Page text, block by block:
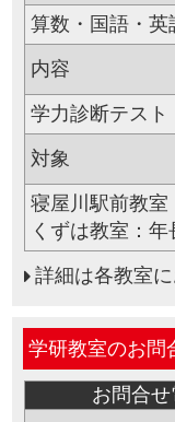
算数・国語・英
内容
学力診断テスト
対象
寝屋川駅前教室
くずは教室：
詳細は各教室に
学研教室のお問
お問合